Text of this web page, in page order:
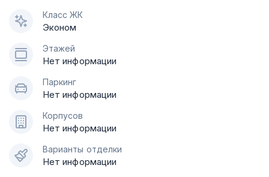
Класс ЖК
Эконом
Этажей
Нет информации
Паркинг
Нет информации
Корпусов
Нет информации
Варианты отделки
Нет информации